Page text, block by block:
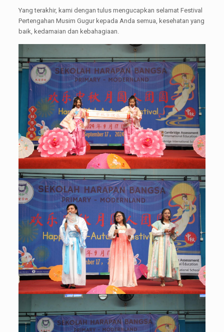
Yang terakhir, kami dengan tulus mengucapkan selamat Festival
Pertengahan Musim Gugur kepada Anda semua, kesehatan yang
baik, kedamaian dan kebahagiaan.